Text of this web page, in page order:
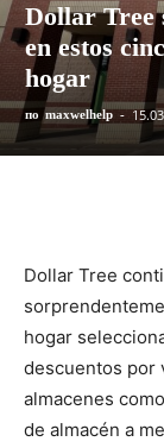
Dollar Tree
en estos
hogar
по maxwelhelp -
Dollar Tree
hogar
descuentos por
almacenes
de almacén a